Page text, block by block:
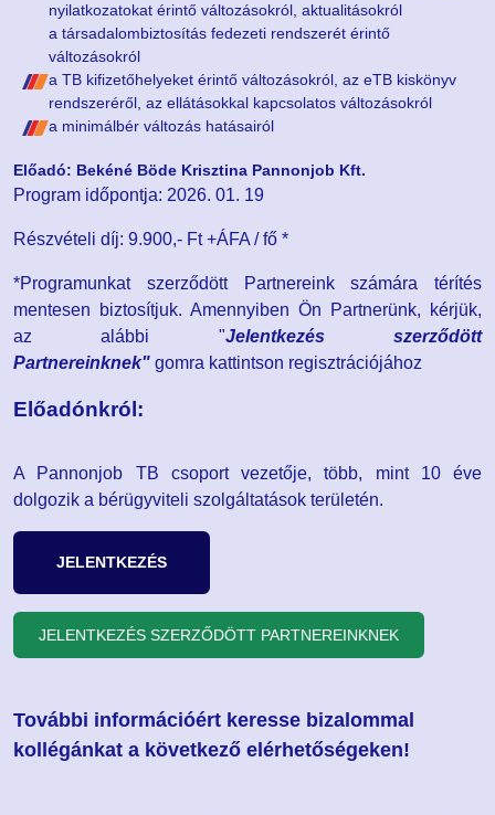
nyilatkozatokat érintő változásokról, aktualitásokról
a társadalombiztosítás fedezeti rendszerét érintő
változásokról
a TB kifizetőhelyeket érintő változásokról, az eTB kiskönyv
rendszeréről, az ellátásokkal kapcsolatos változásokról
a minimálbér változás hatásairól
Előadó: Bekéné Böde Krisztina Pannonjob Kft.
Program időpontja: 2026. 01. 19
Részvételi díj: 9.900,- Ft +ÁFA / fő *
*Programunkat szerződött Partnereink számára térítés
mentesen biztosítjuk. Amennyiben Ön Partnerünk, kérjük,
az alábbi "Jelentkezés szerződött
Partnereinknek" gomra kattintson regisztrációjához
Előadónkról:
A Pannonjob TB csoport vezetője, több, mint 10 éve
dolgozik a bérügyviteli szolgáltatások területén.
JELENTKEZÉS
JELENTKEZÉS SZERZŐDÖTT PARTNEREINKNEK
További információért keresse bizalommal
kollégánkat a következő elérhetőségeken!